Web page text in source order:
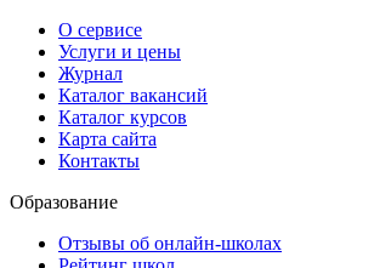
О сервисе
Услуги и цены
Журнал
Каталог вакансий
Каталог курсов
Карта сайта
Контакты
Образование
Отзывы об онлайн-школах